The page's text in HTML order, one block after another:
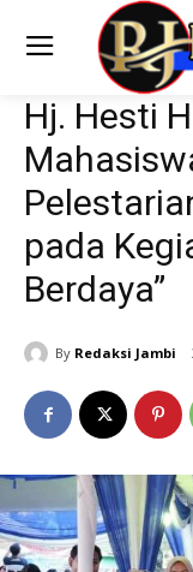
Hj. Hesti
pada
Berdaya”
By Redaksi Jambi